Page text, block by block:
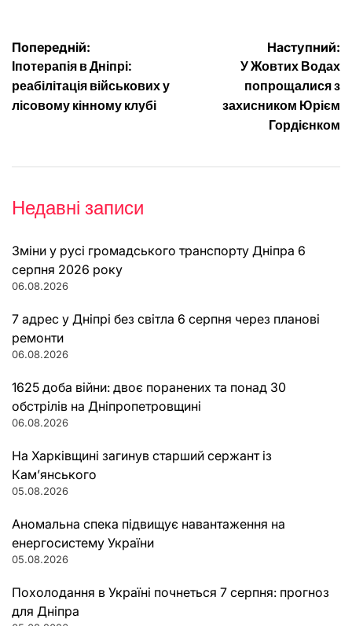
Навігація
записів
Попередній:
Іпотерапія в Дніпрі:
реабілітація військових у
лісовому кінному клубі
Наступний:
У Жовтих Водах
попрощалися з
захисником Юрієм
Гордієнком
Недавні записи
Зміни у русі громадського транспорту Дніпра 6
серпня 2026 року
06.08.2026
7 адрес у Дніпрі без світла 6 серпня через планові
ремонти
06.08.2026
1625 доба війни: двоє поранених та понад 30
обстрілів на Дніпропетровщині
06.08.2026
На Харківщині загинув старший сержант із
Кам’янського
05.08.2026
Аномальна спека підвищує навантаження на
енергосистему України
05.08.2026
Похолодання в Україні почнеться 7 серпня: прогноз
для Дніпра